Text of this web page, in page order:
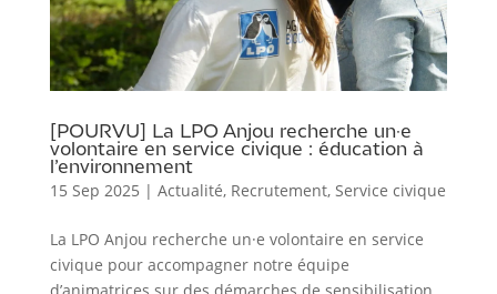
[POURVU] La LPO Anjou recherche un·e
volontaire en service civique : éducation à
l’environnement
15 Sep 2025 | Actualité, Recrutement, Service civique
La LPO Anjou recherche un·e volontaire en service
civique pour accompagner notre équipe
d’animatrices sur des démarches de sensibilisation